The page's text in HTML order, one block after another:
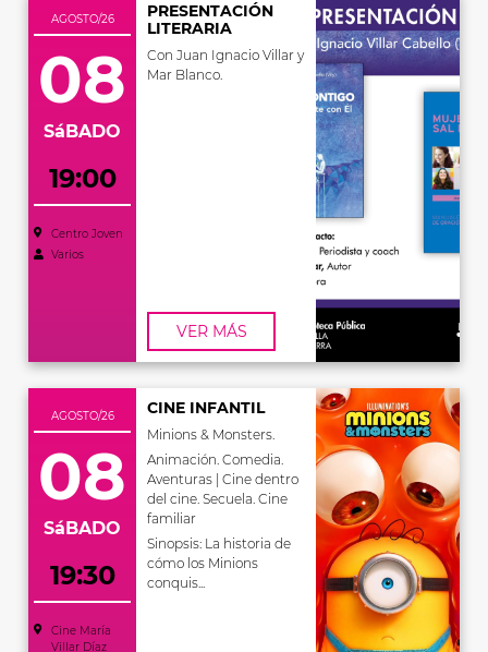
AGOSTO/26
08
SáBADO
19:00
Centro Joven
Varios
PRESENTACIÓN
LITERARIA
Con Juan Ignacio Villar y
Mar Blanco.
VER MÁS
AGOSTO/26
08
SáBADO
19:30
Cine María
Villar Díaz
CINE INFANTIL
Minions & Monsters.
Animación. Comedia.
Aventuras | Cine dentro
del cine. Secuela. Cine
familiar
Sinopsis: La historia de
cómo los Minions
conquis...